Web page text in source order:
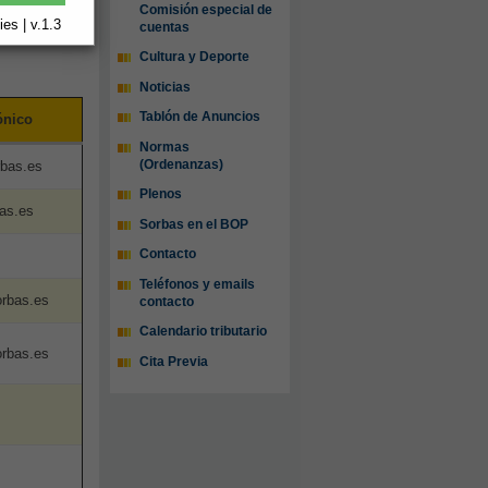
| v.1.3
Comisión especial de
cuentas
Cultura y Deporte
Noticias
Tablón de Anuncios
Normas
(Ordenanzas)
Plenos
Sorbas en el BOP
Contacto
Teléfonos y emails
contacto
Calendario tributario
Cita Previa